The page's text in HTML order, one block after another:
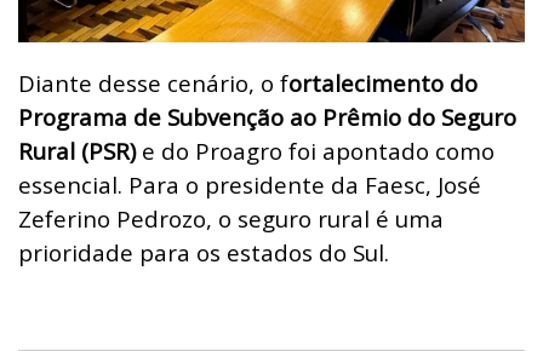
Diante desse cenário, o fortalecimento do
Programa de Subvenção ao Prêmio do Seguro
Rural (PSR)e do Proagro foi apontado como
essencial. Para o presidente da Faesc, José
Zeferino Pedrozo, o seguro rural é uma
prioridade para os estados do Sul.